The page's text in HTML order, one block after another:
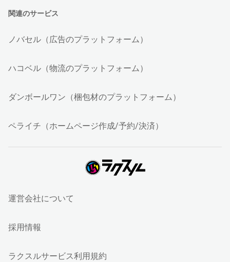
関連のサービス
ノバセル（広告のプラットフォーム）
ハコベル（物流のプラットフォーム）
ダンボールワン（梱包材のプラットフォーム）
ペライチ（ホームページ作成/予約/決済）
運営会社について
採用情報
ラクスルサービス利用規約